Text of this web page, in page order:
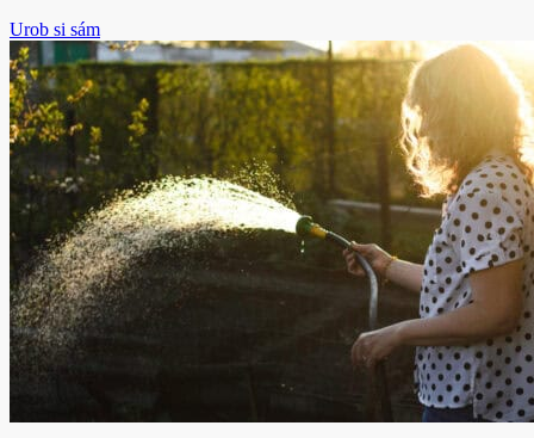
Urob si sám